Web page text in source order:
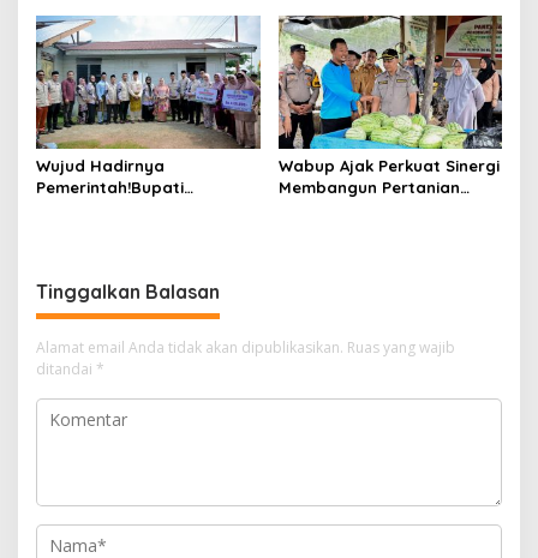
Sungai Selari.
Air
Wujud Hadirnya
Pemerintah!Bupati
Wabup Ajak Perkuat Sinergi
Membangun Pertanian
Tinggalkan Balasan
Alamat email Anda tidak akan dipublikasikan. Ruas yang wajib
ditandai *